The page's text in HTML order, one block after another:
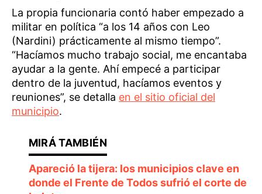
La propia funcionaria contó haber empezado a
militar en política “a los 14 años con Leo
(Nardini) prácticamente al mismo tiempo”.
“Hacíamos mucho trabajo social, me encantaba
ayudar a la gente. Ahí empecé a participar
dentro de la juventud, hacíamos eventos y
reuniones”, se detalla en el sitio oficial del
municipio.
Apareció la tijera: los municipios clave en
donde el Frente de Todos sufrió el corte de